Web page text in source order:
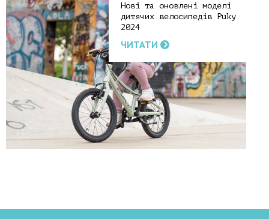
Нові та оновлені моделі
дитячих велосипедів Puky
2024
ЧИТАТИ